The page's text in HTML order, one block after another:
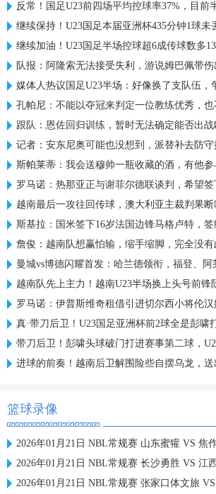
反常！国足U23前四场平均控球率37%，目前
继续保持！U23国足本届亚洲杯435分钟1球未
继续加油！U23国足半场控球超6成传球数多130
队报：阿隆索无法接受失利，游说姆巴佩带伤出
媒体人热议国足U23半场：好像换了支队伍，争
孔帕尼：不能以夺冠来判定一位教练优秀，也不
跟队：恩佐回归训练，暂时无法确定能否出
记者：安东尼奥可能也没想到，派替补去防守拼
斯帕莱蒂：我会送穆帅一瓶收藏的酒，有他参与
罗马诺：热那亚正与谢菲尔德联谈判，希望
越南最后一攻往回传球，澳大利亚主裁判果
斯基拉：国米签下16岁法国边锋马格卢特，签
詹俊：越南队想赢怕输，缩手缩脚，完全没
曼城vs博德闪耀首发：哈兰德领衔，福登、
越南队先上主力！越南U23半场换上头号前锋
罗马诺：伊普斯维奇租借引进切尔西小将伦汉姆
真·带刀后卫！U23国足亚洲杯前2球全是彭啸
带刀后卫！彭啸头球破门打进赛事第二球，
进球的前奏！越南后卫解围险些自摆乌龙，送出
篮球录像
2026年01月21日 NBL常规赛 山东蜜獾 VS 焦
2026年01月21日 NBL常规赛 长沙勇胜 VS 江
2026年01月21日 NBL常规赛 张家口体文旅